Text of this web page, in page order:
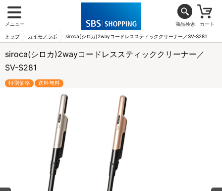
メニュー 商品検索 カート
トップ カイモノラボ siroca(シロカ)2wayコードレススティッククリーナー／SV-S281
siroca(シロカ)2wayコードレススティッククリーナー／
SV-S281
特別価格 送料無料